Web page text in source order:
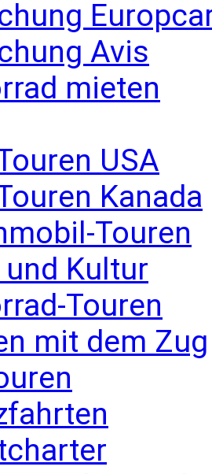
Avis
mieten
USA
Kanada
Touren
Kultur
Touren
mit dem Zug